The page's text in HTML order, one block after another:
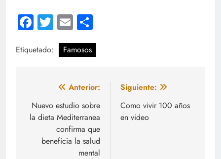
Facebook
Twitter
Email
Etiquetado: Famosos
Navegación
de
entradas
Anterior:
Nuevo estudio sobre
la dieta Mediterranea
confirma que
beneficia la salud
mental
Siguiente:
Como vivir 100 años
en video